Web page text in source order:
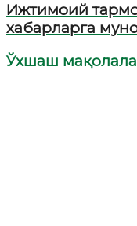
Ижтимоий
хабарларга
Ўхшаш